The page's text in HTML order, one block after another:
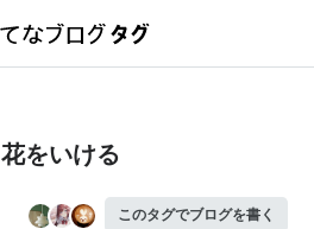
花をいける
このタグでブログを書く